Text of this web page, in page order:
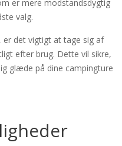
er mere modstandsdygtig
valg.
det vigtigt at tage sig af
efter brug. Dette vil sikre,
glæde på dine campingture